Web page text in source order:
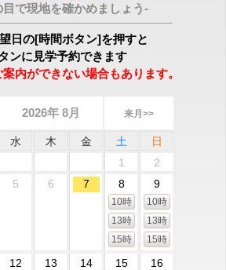
で現地を確かめましょう-
日の[時間ボタン]を押すと
ンに見学予約できます
案内ができない場合もあります。
2026年 8月 来月>>
水 木 金 土
日
1
2
5 6 7 8
10時
13時
15時
9
10時
13時
15時
12 13 14 15 16